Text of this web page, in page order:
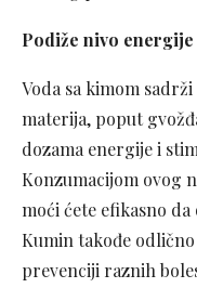
Podiže nivo
Voda sa kimom
materija, poput
dozama energije i
Konzumacijom ovog
moći ćete efikasno
Kumin takođe
prevenciji raznih